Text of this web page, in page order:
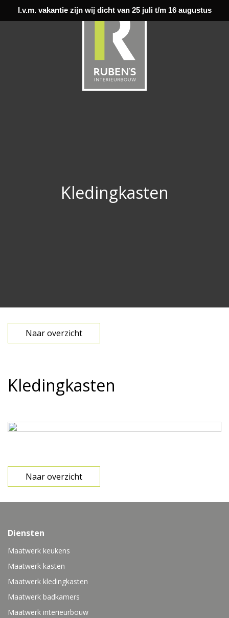
I.v.m. vakantie zijn wij dicht van 25 juli t/m 16 augustus
Kledingkasten
Naar overzicht
Kledingkasten
Naar overzicht
Diensten
Maatwerk keukens
Maatwerk kasten
Maatwerk kledingkasten
Maatwerk badkamers
Maatwerk interieurbouw